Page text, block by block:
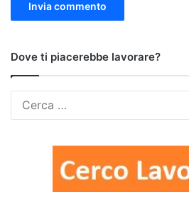
Dove ti piacerebbe lavorare?